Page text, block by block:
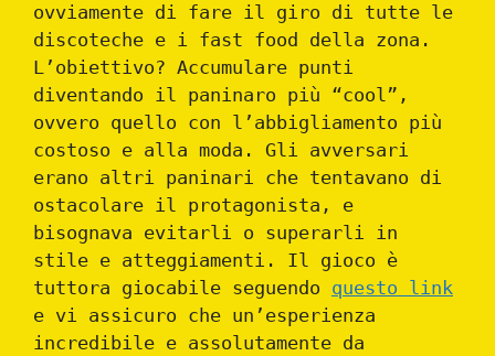
ovviamente di fare il giro di tutte le
discoteche e i fast food della zona.
L’obiettivo? Accumulare punti
diventando il paninaro più “cool”,
ovvero quello con l’abbigliamento più
costoso e alla moda. Gli avversari
erano altri paninari che tentavano di
ostacolare il protagonista, e
bisognava evitarli o superarli in
stile e atteggiamenti. Il gioco è
tuttora giocabile seguendo questo link
e vi assicuro che un’esperienza
incredibile e assolutamente da